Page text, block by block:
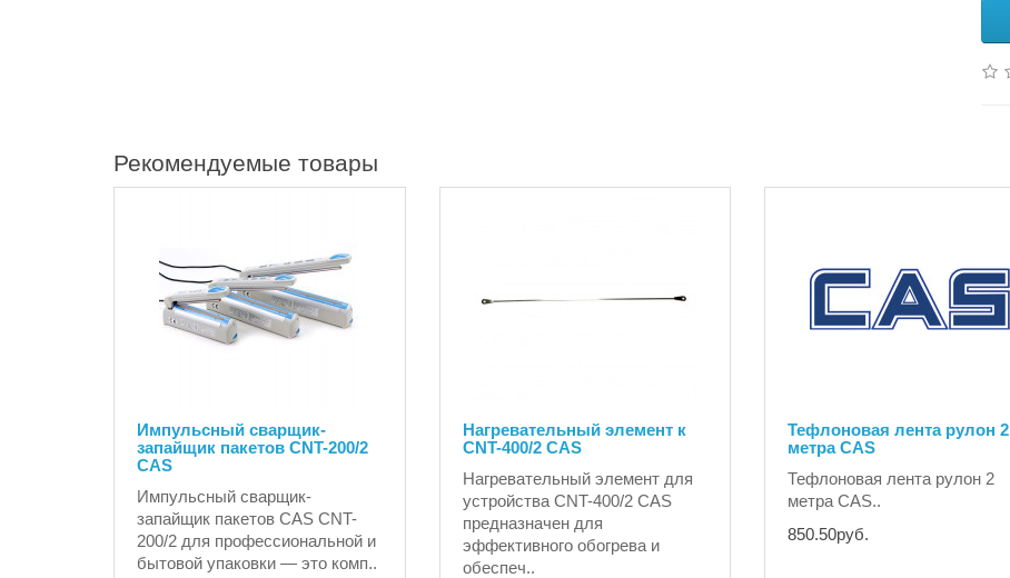
Рекомендуемые товары
Импульсный сварщик-
запайщик пакетов CNT-200/2
CAS
Импульсный сварщик-
запайщик пакетов CAS CNT-
200/2 для профессиональной и
бытовой упаковки — это комп..
Нагревательный элемент к
CNT-400/2 CAS
Нагревательный элемент для
устройства CNT-400/2 CAS
предназначен для
эффективного обогрева и
обеспеч..
Тефлоновая лента рулон 2
метра CAS
Тефлоновая лента рулон 2
метра CAS..
850.50руб.